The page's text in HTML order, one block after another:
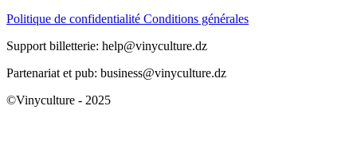
Politique de confidentialité Conditions générales
Support billetterie: help@vinyculture.dz
Partenariat et pub: business@vinyculture.dz
©Vinyculture - 2025